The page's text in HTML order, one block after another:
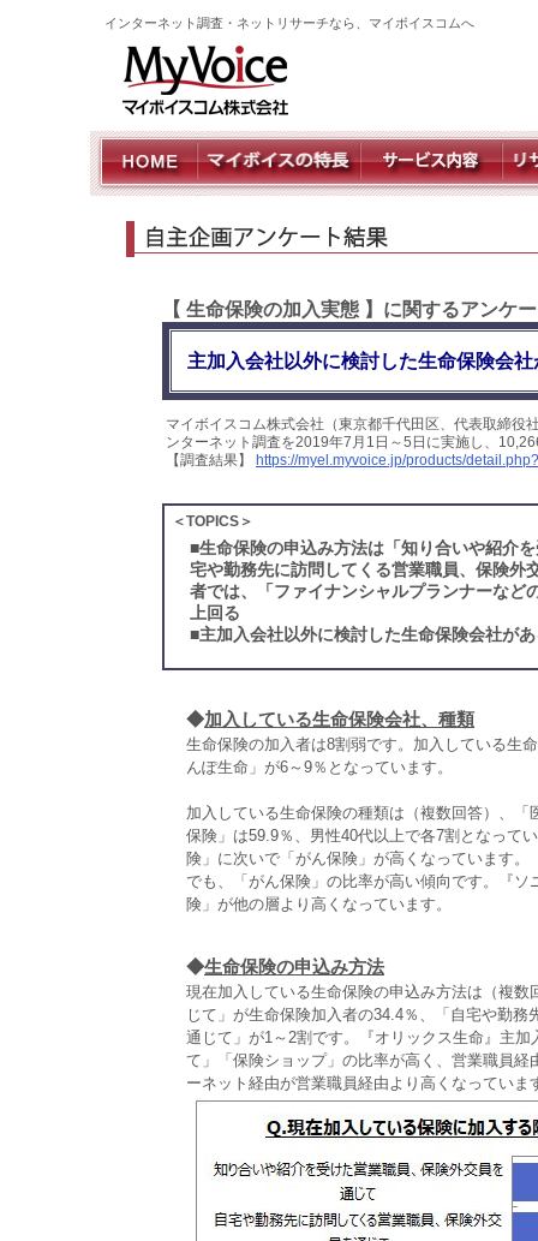
インターネット調査・ネットリサーチなら、マイボイスコムへ
【 生命保険の加入実態 】に関するアンケ
主加入会社以外に検討した生命保険会
マイボイスコム株式会社（東京都千代田区、代表取締役
ンターネット調査を2019年7月1日～5日に実施し、
【調査結果】
https://myel.myvoice.jp/products/
＜TOPICS＞
■生命保険の申込み方法は「知り合いや紹介
宅や勤務先に訪問してくる営業職員、保険外
者では、「ファイナンシャルプランナーなど
上回る
■主加入会社以外に検討した生命保険会社が
◆加入している生命保険会社、種類
生命保険の加入者は8割弱です。加入している生
んぽ生命」が6～9％となっています。
加入している生命保険の種類は（複数回答）、
保険」は59.9％、男性40代以上で各7割となって
険」に次いで「がん保険」が高くなっています
でも、「がん保険」の比率が高い傾向です。『
険」が他の層より高くなっています。
◆生命保険の申込み方法
現在加入している生命保険の申込み方法は（複
じて」が生命保険加入者の34.4％、「自宅や勤
通じて」が1～2割です。『オリックス生命』主
て」「保険ショップ」の比率が高く、営業職員
ーネット経由が営業職員経由より高くなっていま